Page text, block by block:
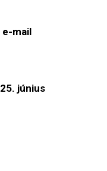
e-mail
június